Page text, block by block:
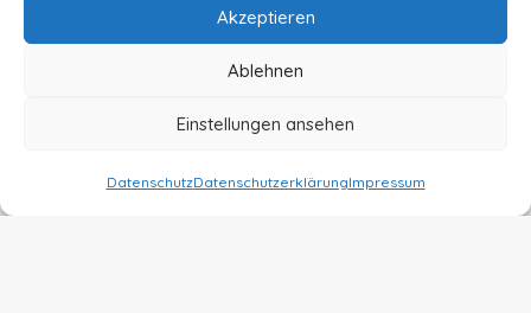
Akzeptieren
Ablehnen
Einstellungen ansehen
DatenschutzDatenschutzerklärungImpressum
© 2024 By A2Z-Soft